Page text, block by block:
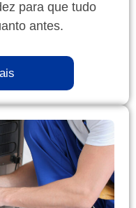
para que tudo
antes.